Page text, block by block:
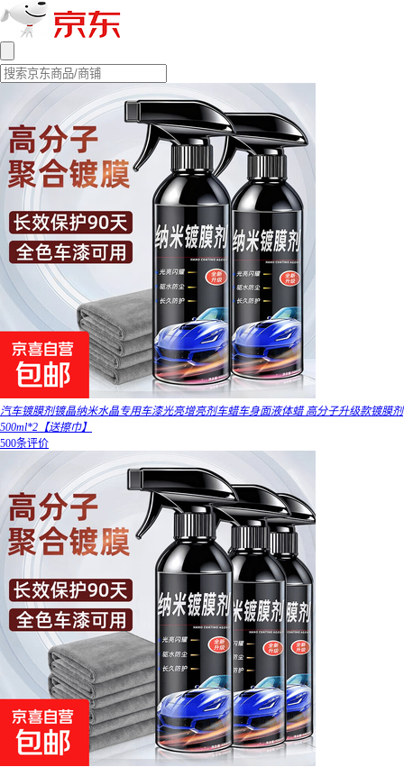
汽车镀膜剂镀晶纳米水晶专用车漆光亮增亮剂车蜡车身面液体蜡 高分子升级款镀膜剂
500ml*2【送擦巾】
500条评价